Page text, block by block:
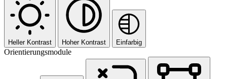
Heller Kontrast Hoher Kontrast Einfarbig
Orientierungsmodule